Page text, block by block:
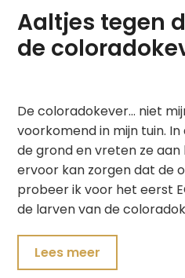
Aaltjes tegen
de
De coloradokever… niet
voorkomend in mijn tuin.
de grond en vreten ze
ervoor kan zorgen dat de
probeer ik voor het eerst
de larven van de
Lees meer